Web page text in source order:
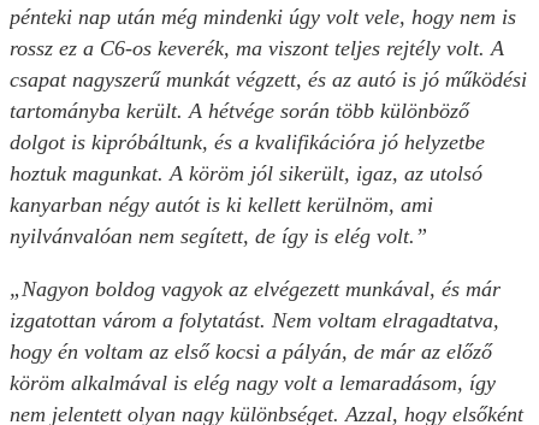
pénteki nap után még mindenki úgy volt vele, hogy nem is
rossz ez a C6-os keverék, ma viszont teljes rejtély volt. A
csapat nagyszerű munkát végzett, és az autó is jó működési
tartományba került. A hétvége során több különböző
dolgot is kipróbáltunk, és a kvalifikációra jó helyzetbe
hoztuk magunkat. A köröm jól sikerült, igaz, az utolsó
kanyarban négy autót is ki kellett kerülnöm, ami
nyilvánvalóan nem segített, de így is elég volt.”
„Nagyon boldog vagyok az elvégezett munkával, és már
izgatottan várom a folytatást. Nem voltam elragadtatva,
hogy én voltam az első kocsi a pályán, de már az előző
köröm alkalmával is elég nagy volt a lemaradásom, így
nem jelentett olyan nagy különbséget. Azzal, hogy elsőként